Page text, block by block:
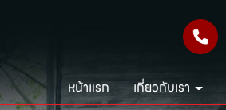
หน้าแรก เกี่ยวกับเรา